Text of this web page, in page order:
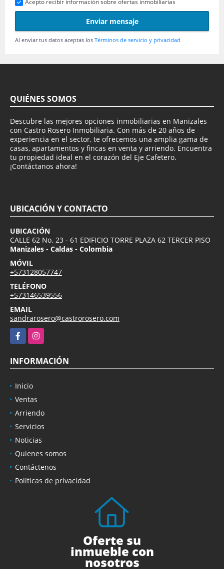
Acepto recibir información sobre ofertas inmobiliarias
Enviar mensaje
Al enviar tus datos aceptas los Términos de servicio y privacidad
QUIÉNES SOMOS
Descubre las mejores opciones inmobiliarias en Manizales
con Castro Rosero Inmobiliaria. Con más de 20 años de
experiencia en el sector, te ofrecemos una amplia gama de
casas, apartamentos y fincas en venta y arriendo. Encuentra
tu propiedad ideal en el corazón del Eje Cafetero.
¡Contáctanos ahora!
UBICACIÓN Y CONTACTO
UBICACIÓN
CALLE 62 No. 23 - 61 EDIFICIO TORRE PLAZA 62 TERCER PISO
Manizales - Caldas - Colombia
MÓVIL
+573128057747
TELÉFONO
+573146539556
EMAIL
sandrarosero@castrorosero.com
FacebookInstagram
INFORMACIÓN
Inicio
Ventas
Arriendo
Servicios
Noticias
Quienes somos
Contáctenos
Políticas de privacidad
Oferte su
inmueble con
nosotros